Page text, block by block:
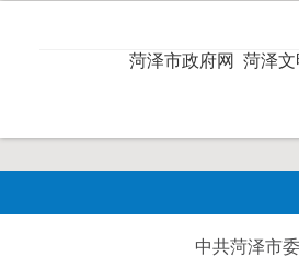
菏泽市政府网 菏泽文
中共菏泽市